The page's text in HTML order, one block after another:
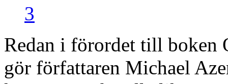
3
Redan i förordet till boken
gör författaren Michael